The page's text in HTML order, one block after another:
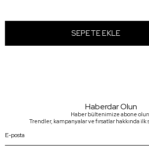
Haberdar Olun
Haber bültenimize abone
Trendler, kampanyalar ve fırsatlar hakkında ilk